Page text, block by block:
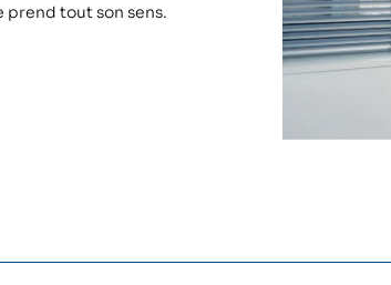
prend tout son sens.